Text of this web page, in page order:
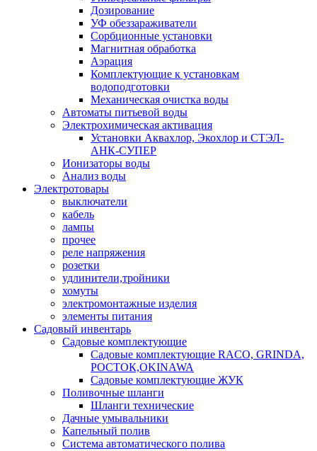
Дозирование
УФ обеззараживатели
Сорбционные установки
Магнитная обработка
Аэрация
Комплектующие к установкам
водоподготовки
Механическая очистка воды
Автоматы питьевой воды
Электрохимическая активация
Установки Аквахлор, Экохлор и СТЭЛ-
АНК-СУПЕР
Ионизаторы воды
Анализ воды
Электротовары
выключатели
кабель
лампы
прочее
реле напряжения
розетки
удлинители,тройники
хомуты
электромонтажные изделия
элементы питания
Садовый инвентарь
Садовые комплектующие
Садовые комплектующие RACO, GRINDA,
РОСТОК,OKINAWA
Садовые комплектующие ЖУК
Поливочные шланги
Шланги технические
Дачные умывальники
Капельный полив
Система автоматического полива